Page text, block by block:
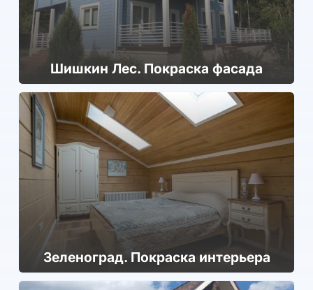
Шишкин Лес. Покраска фасада
Зе­леног­рад. Покраска интерьера